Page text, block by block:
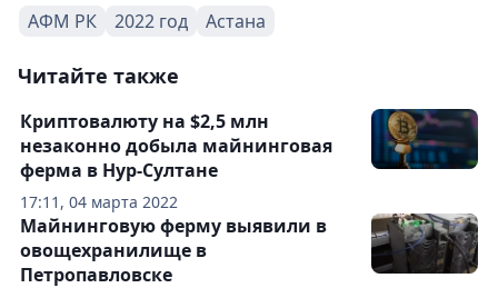
АФМ РК 2022 год Астана
Читайте также
17:11, 04 марта 2022
Криптовалюту на $2,5 млн
незаконно добыла майнинговая
ферма в Нур-Султане
Майнинговую ферму выявили в
овощехранилище в
Петропавловске